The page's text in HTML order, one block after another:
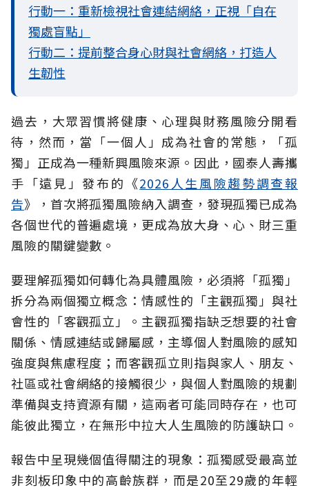
行動一：重新檢視社會連結網絡，正視「自在
獨處盲點」
行動二：提前整合身心財與社會網絡，打造人
生韌性
過去，大眾習慣將健康、心理與財務風險分開看
待，然而，當「一個人」成為社會的常態，「孤
獨」正成為一種新興風險來源。因此，國泰人壽攜
手「遠見」發布的《2026人生風險趨勢調查報
告》，首次將孤獨風險納入調查，發現孤獨已成為
各個世代的普遍處境，更成為放大身、心、財三重
風險的關鍵變數。
要理解孤獨如何轉化為具體風險，必須將「孤獨」
拆分為兩個獨立概念：情感性的「主觀孤獨」與社
會性的「客觀孤立」。主觀孤獨指缺乏想要的社會
關係、情感連結或歸屬感，主導個人對風險的感知
強度與焦慮程度；而客觀孤立則指與家人、朋友、
社區或社會網絡的接觸很少，與個人對風險的規劃
準備與支持資源有關，這兩者可能同時存在，也可
能彼此獨立，在無形中拉大人生風險的防護缺口。
報告中呈現幾個值得關注的現象：孤獨感受最高並
非刻板印象中的高齡族群，而是20至29歲的年輕